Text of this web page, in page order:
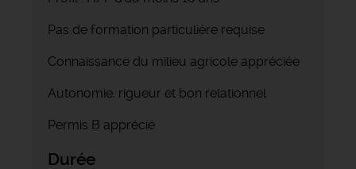
Pas de formation particulière requise
Connaissance du milieu agricole appréciée
Autonomie, rigueur et bon relationnel
Permis B apprécié
Durée